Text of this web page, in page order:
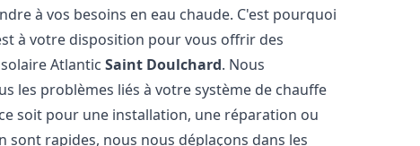
à vos besoins en eau chaude. C'est pourquoi
à votre disposition pour vous offrir des
AtlanticSaint Doulchard. Nous
les problèmes liés à votre système de chauffe
soit pour une installation, une réparation ou
rapides, nous nous déplaçons dans les